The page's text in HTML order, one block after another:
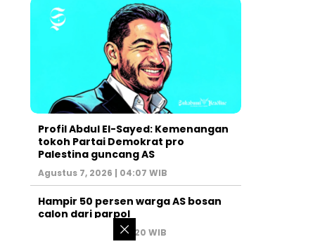
Profil Abdul El-Sayed: Kemenangan
tokoh Partai Demokrat pro
Palestina guncang AS
Agustus 7, 2026 | 04:07 WIB
Hampir 50 persen warga AS bosan
calon dari parpol
Agustus 6, 2026 | 07:20 WIB